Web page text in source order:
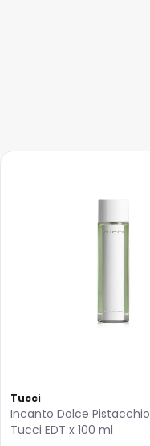
Tucci
Incanto Dolce Pistacchio
Tucci EDT x 100 ml